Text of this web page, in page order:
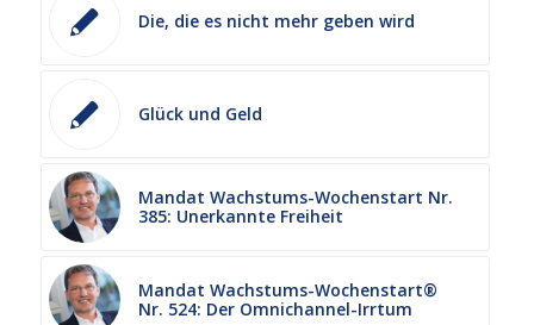
Die, die es nicht mehr geben wird
Glück und Geld
Mandat Wachstums-Wochenstart Nr.
385: Unerkannte Freiheit
Mandat Wachstums-Wochenstart®
Nr. 524: Der Omnichannel-Irrtum